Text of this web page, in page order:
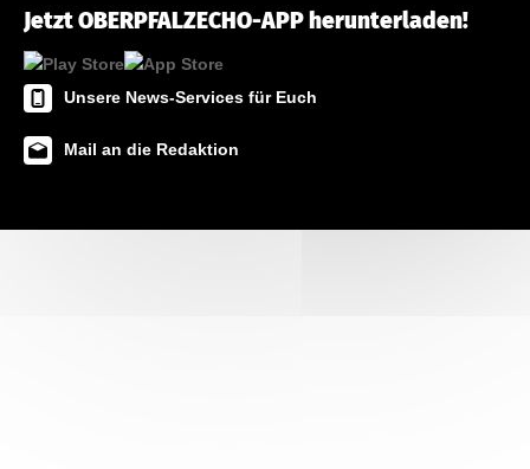
Jetzt OBERPFALZECHO-APP herunterladen!
Unsere News-Services für Euch
Mail an die Redaktion